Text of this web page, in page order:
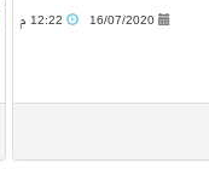
16/07/2020